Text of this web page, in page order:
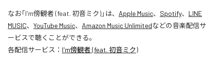
なお「I'm傍観者 (feat. 初音ミク)」は、 Apple Music、 Spotify、 LINE
MUSIC、 YouTube Music、 Amazon Music Unlimitedなどの音楽配信サ
ービスで聴くことができる。
各配信サービス： I'm傍観者 (feat. 初音ミク)